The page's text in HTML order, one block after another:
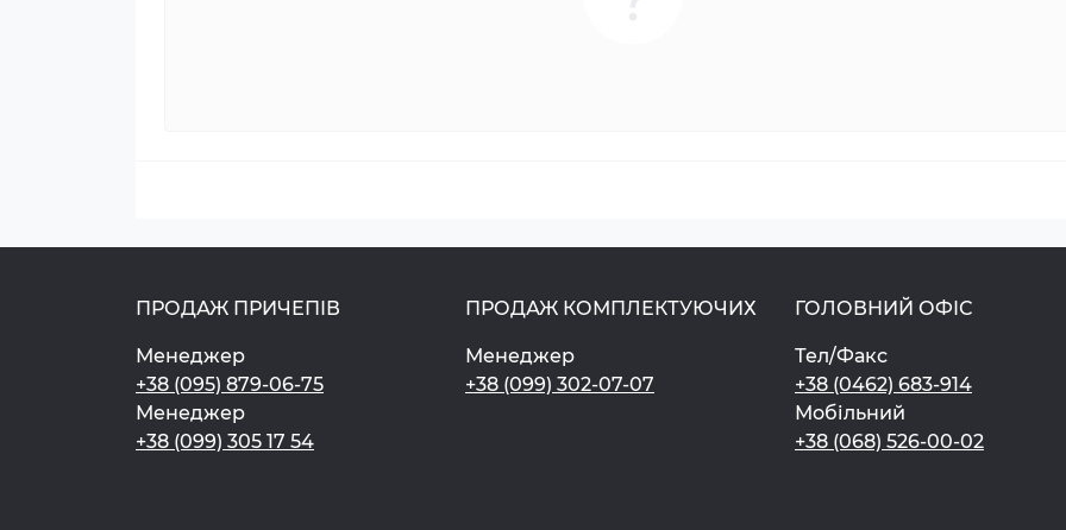
ПРОДАЖ ПРИЧЕПІВ
Менеджер
+38 (095) 879-06-75
Менеджер
+38 (099) 305 17 54
ПРОДАЖ КОМПЛЕКТУЮЧИХ
Менеджер
+38 (099) 302-07-07
ГОЛОВНИЙ ОФІС
Тел/Факс
+38 (0462) 683-914
Мобільний
+38 (068) 526-00-02